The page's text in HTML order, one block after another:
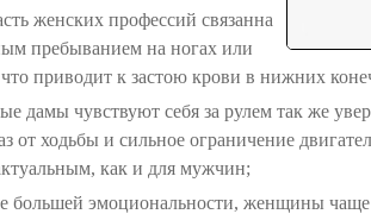
женских профессий связанна
пребыванием на ногах или
приводит к застою крови в нижних
дамы чувствуют себя за рулем так же
от ходьбы и сильное ограничение
как и для мужчин;
большей эмоциональности, женщины чаще